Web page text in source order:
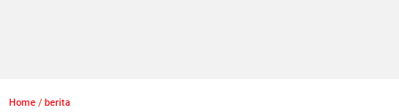
Home / berita